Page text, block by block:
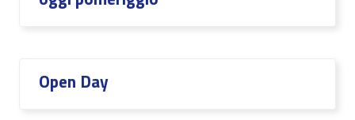
Open Day